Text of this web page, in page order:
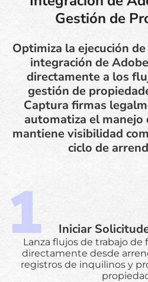
Gestión de
Optimiza la ejecución
integración de
directamente a los
gestión de
Captura firmas
automatiza el manejo
mantiene visibilidad
ciclo de
Iniciar
Lanza flujos de trabajo de
directamente desde
registros de inquilinos y